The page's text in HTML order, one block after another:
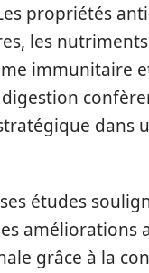
propriétés
les
immunitaire
dans
études
améliorations
grâce à la